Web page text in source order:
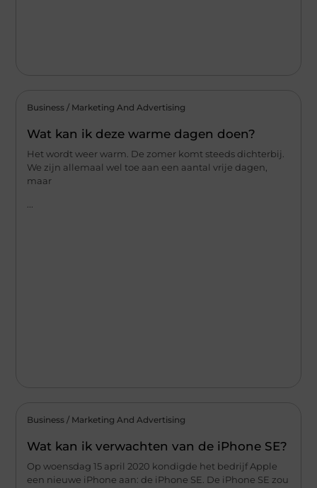
Business / Marketing And Advertising
Wat kan ik deze warme dagen doen?
Het wordt weer warm. De zomer komt steeds dichterbij.
We zijn allemaal wel toe aan een aantal vrije dagen,
maar
...
Business / Marketing And Advertising
Wat kan ik verwachten van de iPhone SE?
Op woensdag 15 april 2020 kondigde het bedrijf Apple
een nieuwe iPhone aan: de iPhone SE. De iPhone SE zou